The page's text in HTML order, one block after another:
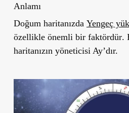
Anlamı
Doğum haritanızda Yengeç
özellikle önemli bir faktördür.
haritanızın yöneticisi Ay’dır.